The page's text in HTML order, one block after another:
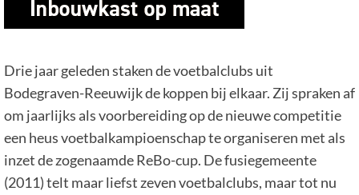
Drie jaar geleden staken de voetbalclubs uit
Bodegraven-Reeuwijk de koppen bij elkaar. Zij spraken af
om jaarlijks als voorbereiding op de nieuwe competitie
een heus voetbalkampioenschap te organiseren met als
inzet de zogenaamde ReBo-cup. De fusiegemeente
(2011) telt maar liefst zeven voetbalclubs, maar tot nu